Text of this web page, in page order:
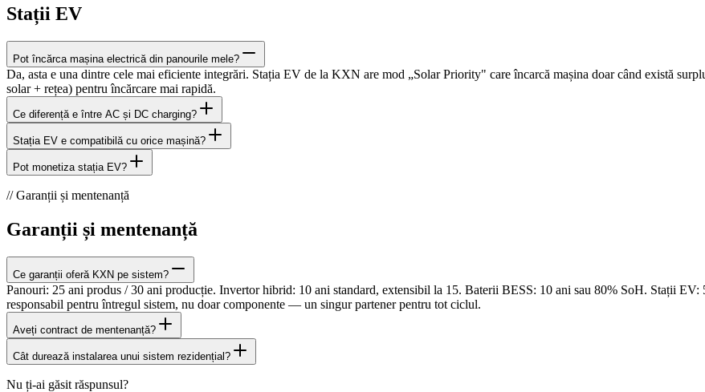
Stații EV
Pot încărca mașina electrică din panourile mele?
Da, asta e una dintre cele mai eficiente integrări. Stația EV de la KXN are mod „Solar Priority" care încarcă mașina doar când există
solar + rețea) pentru încărcare mai rapidă.
Ce diferență e între AC și DC charging?
Stația EV e compatibilă cu orice mașină?
Pot monetiza stația EV?
// Garanții și mentenanță
Garanții și mentenanță
Ce garanții oferă KXN pe sistem?
Panouri: 25 ani produs / 30 ani producție. Invertor hibrid: 10 ani standard, extensibil la 15. Baterii BESS: 10 ani sau 80% SoH. Stații
responsabil pentru întregul sistem, nu doar componente — un singur partener pentru tot ciclul.
Aveți contract de mentenanță?
Cât durează instalarea unui sistem rezidențial?
Nu ți-ai găsit răspunsul?